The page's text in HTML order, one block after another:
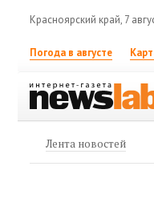
Красноярский край, 7
Погода в августе
Лента новостей